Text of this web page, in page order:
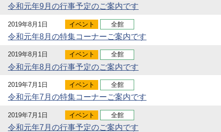
令和元年9月の行事予定のご案内です
2019年8月1日 イベント 全館
令和元年8月の特集コーナーご案内です
2019年8月1日 イベント 全館
令和元年8月の行事予定のご案内です
2019年7月1日 イベント 全館
令和元年7月の特集コーナーご案内です
2019年7月1日 イベント 全館
令和元年7月の行事予定のご案内です